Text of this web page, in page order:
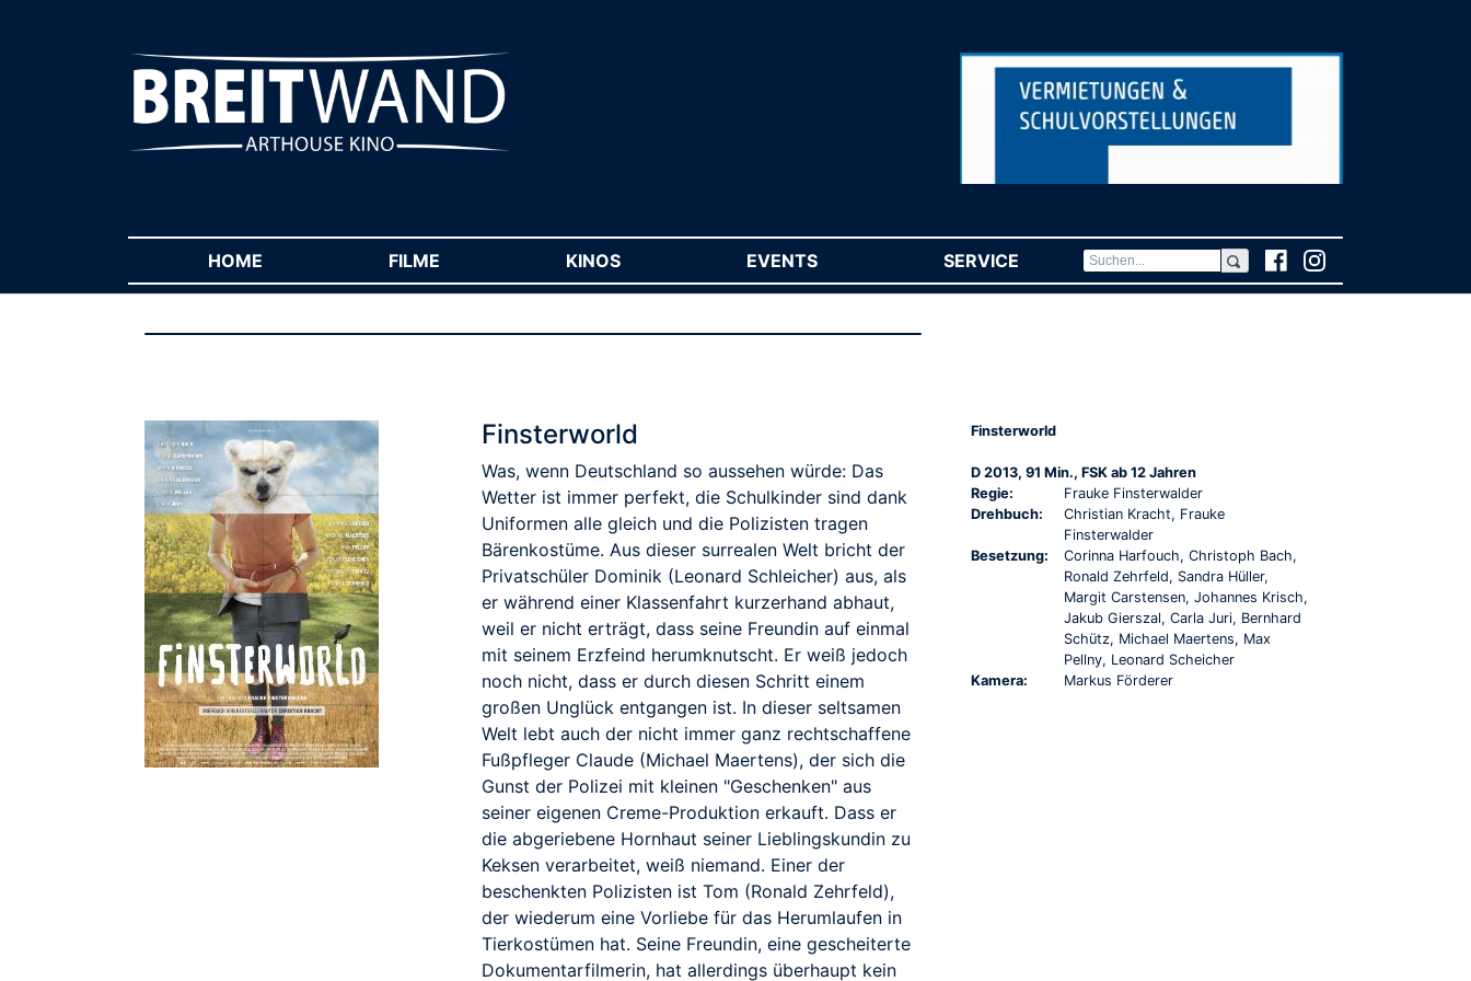
HOME FILME KINOS EVENTS SERVICE (CURRENT)
TRAILER
Finsterworld
Was, wenn Deutschland so aussehen würde: Das
Wetter ist immer perfekt, die Schulkinder sind dank
Uniformen alle gleich und die Polizisten tragen
Bärenkostüme. Aus dieser surrealen Welt bricht der
Privatschüler Dominik (Leonard Schleicher) aus, als
er während einer Klassenfahrt kurzerhand abhaut,
weil er nicht erträgt, dass seine Freundin auf einmal
mit seinem Erzfeind herumknutscht. Er weiß jedoch
noch nicht, dass er durch diesen Schritt einem
großen Unglück entgangen ist. In dieser seltsamen
Welt lebt auch der nicht immer ganz rechtschaffene
Fußpfleger Claude (Michael Maertens), der sich die
Gunst der Polizei mit kleinen "Geschenken" aus
seiner eigenen Creme-Produktion erkauft. Dass er
die abgeriebene Hornhaut seiner Lieblingskundin zu
Keksen verarbeitet, weiß niemand. Einer der
beschenkten Polizisten ist Tom (Ronald Zehrfeld),
der wiederum eine Vorliebe für das Herumlaufen in
Tierkostümen hat. Seine Freundin, eine gescheiterte
Dokumentarfilmerin, hat allerdings überhaupt kein
Finsterworld
D 2013, 91 Min., FSK ab 12 Jahren
Regie:
Frauke Finsterwalder
Drehbuch:
Christian Kracht, Frauke
Finsterwalder
Besetzung:
Corinna Harfouch, Christoph Bach,
Ronald Zehrfeld, Sandra Hüller,
Margit Carstensen, Johannes Krisch,
Jakub Gierszal, Carla Juri, Bernhard
Schütz, Michael Maertens, Max
Pellny, Leonard Scheicher
Kamera:
Markus Förderer